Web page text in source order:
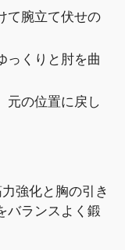
て腕立て伏せの
っくりと肘を曲
元の位置に戻し
強化と胸の引き
バランスよく鍛